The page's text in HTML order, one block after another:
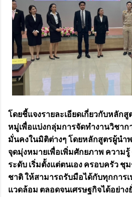
โดยชี้แจงรายละเอียดเกี่ยวกับหลัก
หมู่เพื่อแบ่งกลุ่มการจัดทำงานวิชาก
มั่นคงในมิติต่างๆ โดยหลักสูตรผู้นำ
จุดมุ่งหมายเพื่อเพิ่มศักยภาพ ความ
ระดับ เริ่มตั้งแต่ตนเอง ครอบครัว ชุ
ชาติ ให้สามารถรับมือได้กับทุกการ
แวดล้อม ตลอดจนเศรษฐกิจได้อย่าง